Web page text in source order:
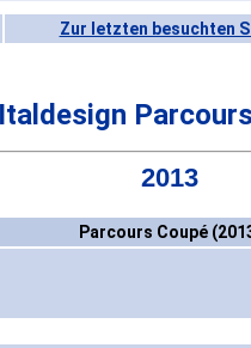
Zur letzten besuchten
Italdesign
2013
Parcours Coupé